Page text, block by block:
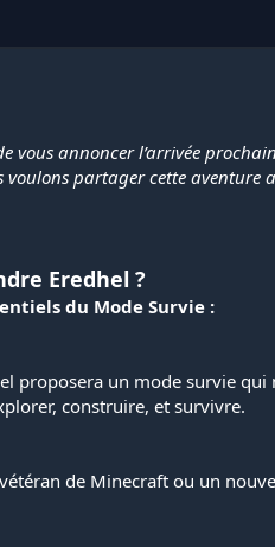
vous annoncer l’arrivée
partager cette aventure
Eredhel ?
du Mode Survie :
proposera un mode survie
construire, et survivre.
de Minecraft ou un